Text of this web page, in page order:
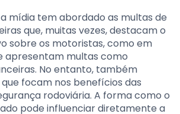
mídia tem abordado as multas de
que, muitas vezes, destacam o
sobre os motoristas, como em
apresentam multas como
No entanto, também
focam nos benefícios das
rodoviária. A forma como o
pode influenciar diretamente a